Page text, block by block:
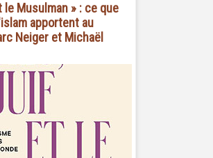
le Musulman » : ce que
apportent au
Neiger et Michaël